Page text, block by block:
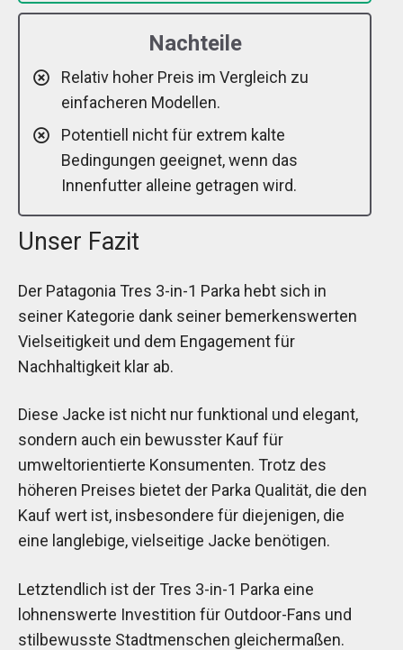
Nachteile
Relativ hoher Preis im Vergleich zu
einfacheren Modellen.
Potentiell nicht für extrem kalte
Bedingungen geeignet, wenn das
Innenfutter alleine getragen wird.
Unser Fazit
Der Patagonia Tres 3-in-1 Parka hebt sich in
seiner Kategorie dank seiner bemerkenswerten
Vielseitigkeit und dem Engagement für
Nachhaltigkeit klar ab.
Diese Jacke ist nicht nur funktional und elegant,
sondern auch ein bewusster Kauf für
umweltorientierte Konsumenten. Trotz des
höheren Preises bietet der Parka Qualität, die den
Kauf wert ist, insbesondere für diejenigen, die
eine langlebige, vielseitige Jacke benötigen.
Letztendlich ist der Tres 3-in-1 Parka eine
lohnenswerte Investition für Outdoor-Fans und
stilbewusste Stadtmenschen gleichermaßen.